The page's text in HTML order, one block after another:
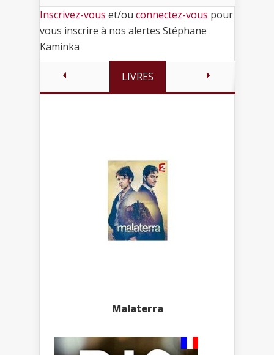
Inscrivez-vous et/ou connectez-vous pour
vous inscrire à nos alertes Stéphane
Kaminka
LIVRES
Malaterra